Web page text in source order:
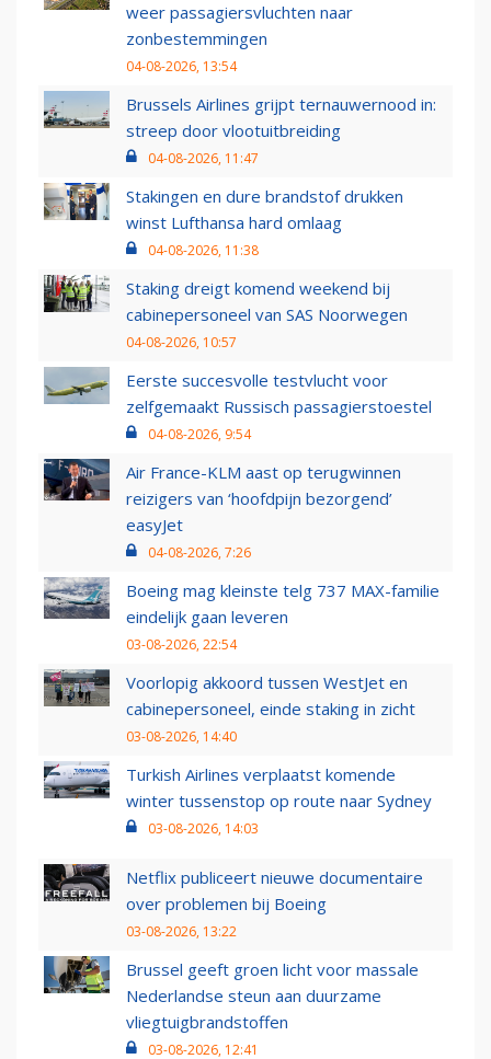
weer passagiersvluchten naar
zonbestemmingen
04-08-2026, 13:54
Brussels Airlines grijpt ternauwernood in:
streep door vlootuitbreiding
04-08-2026, 11:47
Stakingen en dure brandstof drukken
winst Lufthansa hard omlaag
04-08-2026, 11:38
Staking dreigt komend weekend bij
cabinepersoneel van SAS Noorwegen
04-08-2026, 10:57
Eerste succesvolle testvlucht voor
zelfgemaakt Russisch passagierstoestel
04-08-2026, 9:54
Air France-KLM aast op terugwinnen
reizigers van ‘hoofdpijn bezorgend’
easyJet
04-08-2026, 7:26
Boeing mag kleinste telg 737 MAX-familie
eindelijk gaan leveren
03-08-2026, 22:54
Voorlopig akkoord tussen WestJet en
cabinepersoneel, einde staking in zicht
03-08-2026, 14:40
Turkish Airlines verplaatst komende
winter tussenstop op route naar Sydney
03-08-2026, 14:03
Netflix publiceert nieuwe documentaire
over problemen bij Boeing
03-08-2026, 13:22
Brussel geeft groen licht voor massale
Nederlandse steun aan duurzame
vliegtuigbrandstoffen
03-08-2026, 12:41